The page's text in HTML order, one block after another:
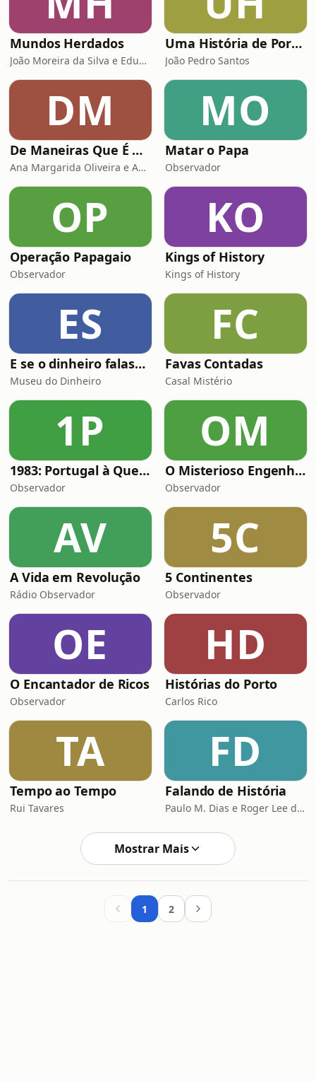
Mundos Herdados
João Moreira da Silva e Eduardo Esteves
Uma História de Portugal
João Pedro Santos
DM
De Maneiras Que É Assim...
Ana Margarida Oliveira e Ana Margarida Rosa
MO
Matar o Papa
Observador
OP
Operação Papagaio
Observador
KO
Kings of History
Kings of History
ES
E se o dinheiro falasse?
Museu do Dinheiro
FC
Favas Contadas
Casal Mistério
1P
1983: Portugal à Queima-Roupa
Observador
OM
O Misterioso Engenheiro Jardim
Observador
AV
A Vida em Revolução
Rádio Observador
5C
5 Continentes
Observador
OE
O Encantador de Ricos
Observador
HD
Histórias do Porto
Carlos Rico
TA
Tempo ao Tempo
Rui Tavares
FD
Falando de História
Paulo M. Dias e Roger Lee de Jesus
Mostrar Mais
1 2